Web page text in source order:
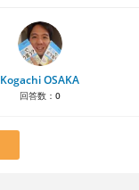
Kogachi OSAKA
回答数： 0